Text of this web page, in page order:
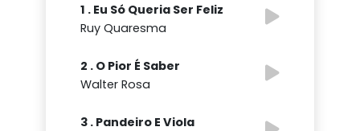
1 . Eu Só Queria Ser Feliz
Ruy Quaresma
2 . O Pior É Saber
Walter Rosa
3 . Pandeiro E Viola